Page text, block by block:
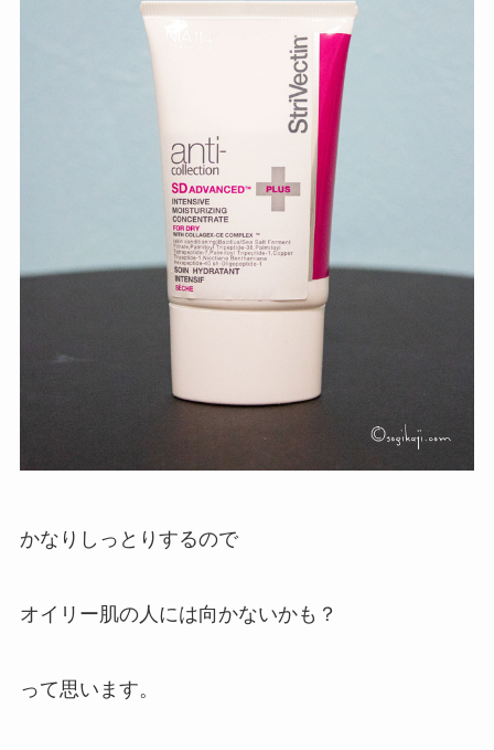
かなりしっとりするので
オイリー肌の人には向かないかも？
って思います。